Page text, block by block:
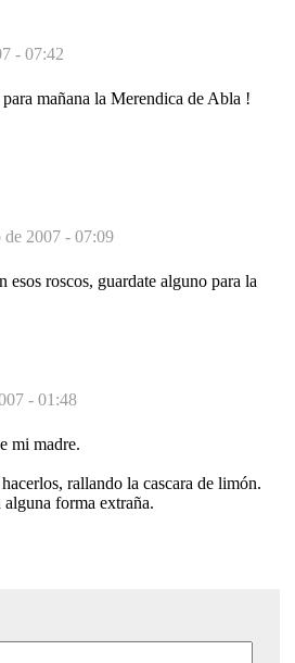
- 07:42
mañana la Merendica de Abla !
de 2007 - 07:09
esos roscos, guardate alguno para la
- 01:48
mi madre.
rallando la cascara de limón.
forma extraña.